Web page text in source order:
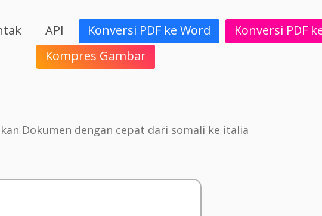
API Konversi PDF ke Word Konversi PDF
Kompres Gambar
Dokumen dengan cepat dari somali ke italia